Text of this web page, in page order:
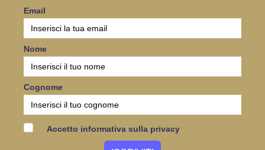
Email
Nome
Cognome
Accetto informativa sulla privacy